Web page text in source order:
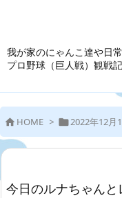
我が家のにゃんこ達や日
プロ野球（巨人戦）観戦
 HOME > 2022年12月
今日のルナちゃんと